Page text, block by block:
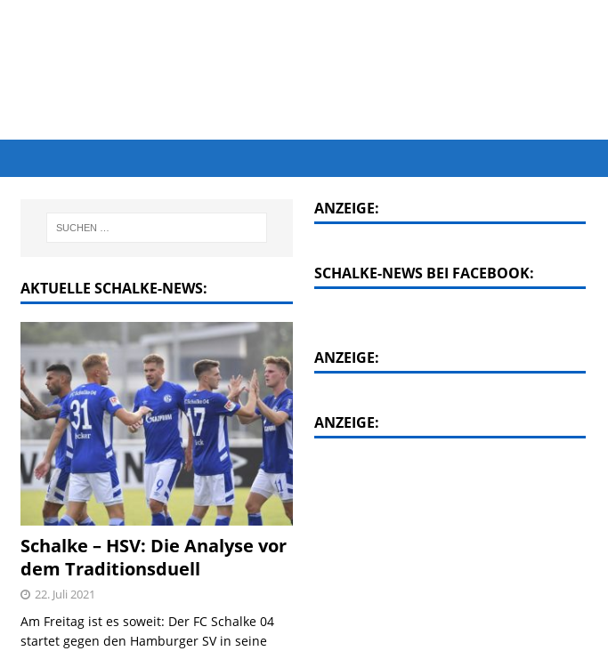
AKTUELLE SCHALKE-NEWS:
Schalke – HSV: Die Analyse vor
dem Traditionsduell
22. Juli 2021
Am Freitag ist es soweit: Der FC Schalke 04
startet gegen den Hamburger SV in seine
ANZEIGE:
SCHALKE-NEWS BEI FACEBOOK:
ANZEIGE:
ANZEIGE: